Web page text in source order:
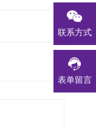
联系方式
表单留言